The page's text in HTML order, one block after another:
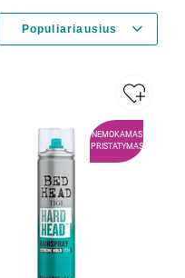
NEMOKAMAS
PRISTATYMAS